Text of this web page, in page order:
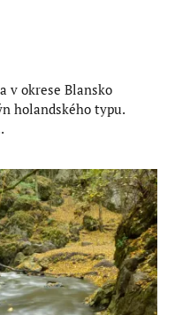
v okrese Blansko
holandského typu.